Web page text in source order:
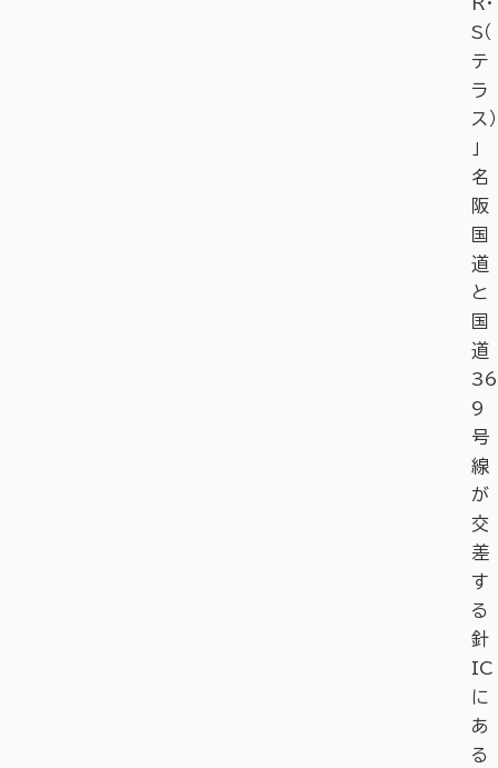
S（
テ
ラ
ス）
」
名
阪
国
道
と
国
道
36
9
号
線
が
交
差
す
る
針
IC
に
あ
る